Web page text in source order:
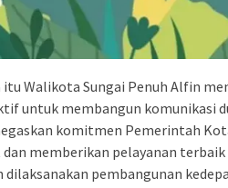
Walikota Sungai Penuh Alfin
untuk membangun komunikasi
komitmen Pemerintah
memberikan pelayanan
dilaksanakan pembangunan